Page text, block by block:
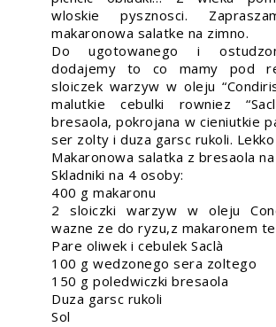
wloskie pysznosci.
makaronowa salatke na zimno.
Do ugotowanego i
dodajemy to co mamy pod
sloiczek warzyw w oleju
malutkie cebulki rowniez
bresaola, pokrojana w cieniutkie
ser zolty i duza garsc rukoli.
Makaronowa salatka z bresaola
Skladniki na 4 osoby:
400 g makaronu
2 sloiczki warzyw w oleju
wazne ze do ryzu,z makaronem
Pare oliwek i cebulek Saclà
100 g wedzonego sera zoltego
150 g poledwiczki bresaola
Duza garsc rukoli
Sol